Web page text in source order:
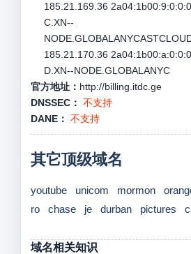
185.21.169.36
C.XN--
185.21.170.36
D.XN--NODE.GLOBALANYC
官方地址： http://billing.itdc.ge
DNSSEC： 不支持
DANE： 不支持
其它顶级域名
youtube unicom mormon
ro
chase je durban pictures
域名相关知识